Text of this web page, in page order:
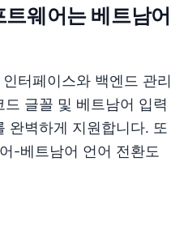
웨어는 베트남어
터페이스와 백엔드 관리
글꼴 및 베트남어 입력
완벽하게 지원합니다. 또
-베트남어 언어 전환도